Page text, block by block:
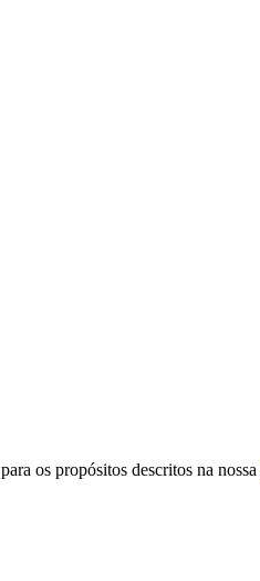
os propósitos descritos na nossa